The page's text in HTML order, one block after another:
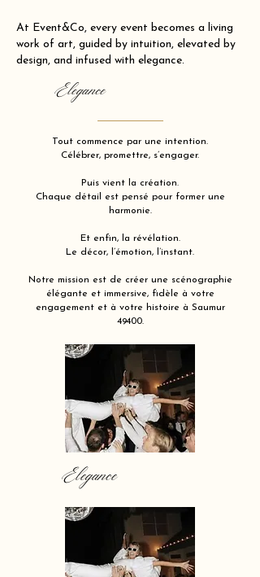
At Event&Co, every event becomes a living
work of art, guided by intuition, elevated by
design, and infused with elegance.
Elegance
Tout commence par une intention.
Célébrer, promettre, s’engager.
Puis vient la création.
Chaque détail est pensé pour former une
harmonie.
Et enfin, la révélation.
Le décor, l’émotion, l’instant.
Notre mission est de créer une scénographie
élégante et immersive, fidèle à votre
engagement et à votre histoire à Saumur
49400.
Elegance